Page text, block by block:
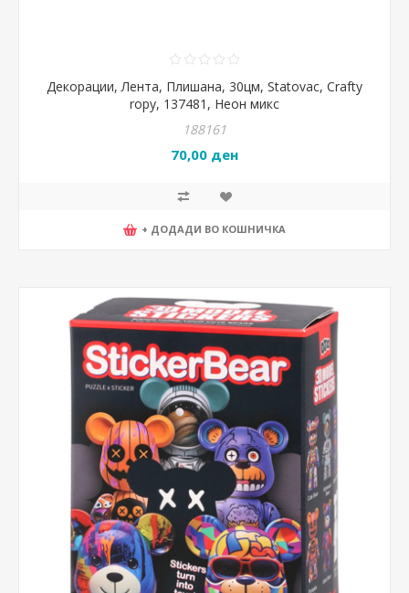
Декорации, Лента, Плишана, 30цм, Statovac, Crafty
ropy, 137481, Неон микс
188161
70,00 ден
+ ДОДАДИ ВО КОШНИЧКА